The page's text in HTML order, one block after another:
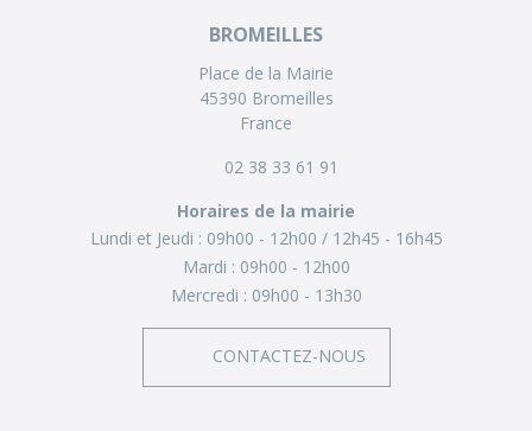
BROMEILLES
Place de la Mairie
45390 Bromeilles
France
02 38 33 61 91
Horaires de la mairie
Lundi et Jeudi : 09h00 - 12h00
12h45 - 16h45
Mardi : 09h00 - 12h00
Mercredi : 09h00 - 13h30
CONTACTEZ-NOUS